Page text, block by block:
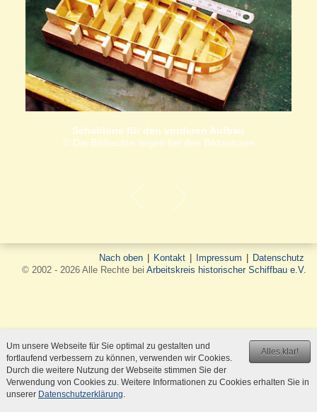
Schablone für den vorderen Aufbau
© Die Bildrechte liegen bei den Bildautoren
Nach oben Kontakt Impressum
Datenschutz
© 2002 - 2026 Alle Rechte bei Arbeitskreis historischer Schiffbau e.V.
Alles klar!
Um unsere Webseite für Sie optimal zu gestalten und
fortlaufend verbessern zu können, verwenden wir Cookies.
Durch die weitere Nutzung der Webseite stimmen Sie der
Verwendung von Cookies zu. Weitere Informationen zu Cookies erhalten Sie in
unserer Datenschutzerklärung